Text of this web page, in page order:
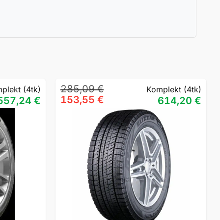
(4tk)
€
285,09€
Algne
hind
285,09 €.
153,55 €
Praegune
hind
153,55 €.
Komplekt (4tk)
614,20 €